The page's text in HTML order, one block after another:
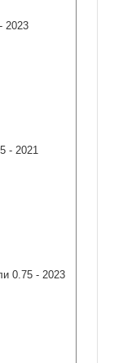
2023
- 2021
0.75 - 2023